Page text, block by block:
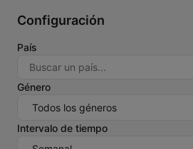
Configuración
País
Género
Intervalo de tiempo